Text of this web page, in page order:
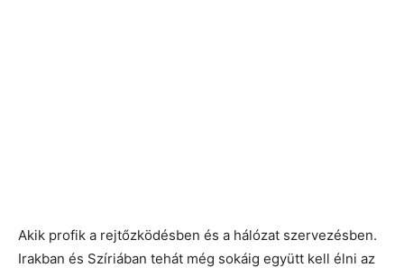
Akik profik a rejtőzködésben és a hálózat szervezésben.
Irakban és Szíriában tehát még sokáig együtt kell élni az